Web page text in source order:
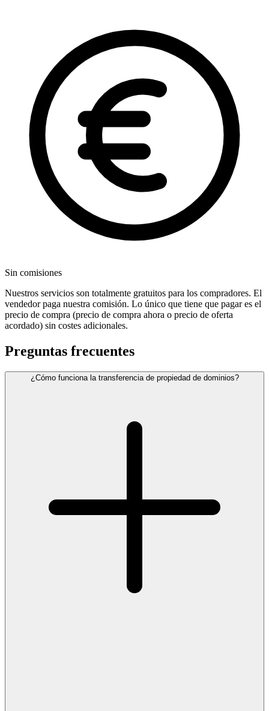
Sin comisiones
Nuestros servicios son totalmente gratuitos para los compradores. El
vendedor paga nuestra comisión. Lo único que tiene que pagar es el
precio de compra (precio de compra ahora o precio de oferta
acordado) sin costes adicionales.
Preguntas frecuentes
¿Cómo funciona la transferencia de propiedad de dominios?